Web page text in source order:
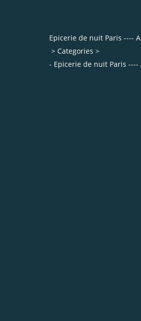
Epicerie de nuit Paris ----
> Categories >
- Epicerie de nuit Paris ----